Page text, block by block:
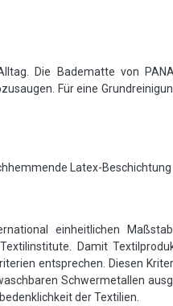
Die Badematte von
Für eine
Latex-Beschichtung
einheitlichen
Damit
entsprechen. Diesen
Schwermetallen
der Textilien.